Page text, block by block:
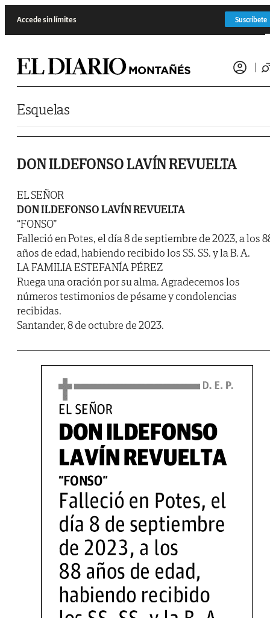
Accede sin límites Suscríbete
Esquelas
DON ILDEFONSO LAVÍN REVUELTA
EL SEÑOR
DON ILDEFONSO LAVÍN REVUELTA
“FONSO”
Falleció en Potes, el día 8 de septiembre de 2023, a los
años de edad, habiendo recibido los SS. SS. y la B. A.
LA FAMILIA ESTEFANÍA PÉREZ
Ruega una oración por su alma. Agradecemos los
números testimonios de pésame y condolencias
recibidas.
Santander, 8 de octubre de 2023.